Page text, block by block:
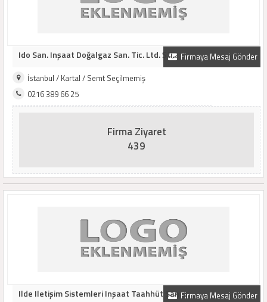
Firmaya Mesaj Gönder
Ido San. Inşaat Doğalgaz San. Tic. Ltd. Şti...
İstanbul / Kartal / Semt Seçilmemiş
0216 389 66 25
Firma Ziyaret
439
Firmaya Mesaj Gönder
Ilde Iletişim Sistemleri Inşaat Taahhüt San. ..